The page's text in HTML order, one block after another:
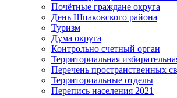
Почётные граждане округа
День Шпаковского района
Туризм
Дума округа
Контрольно счетный орган
Территориальная
Перечень пространственных
Территориальные отделы
Перепись населения 2021